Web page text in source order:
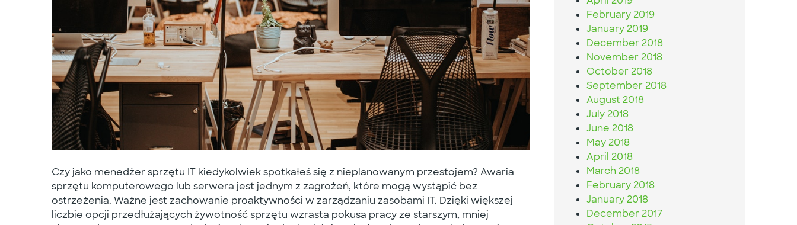
Czy jako menedżer sprzętu IT kiedykolwiek spotkałeś się z nieplanowanym przestojem? Awaria
sprzętu komputerowego lub serwera jest jednym z zagrożeń, które mogą wystąpić bez
ostrzeżenia. Ważne jest zachowanie proaktywności w zarządzaniu zasobami IT. Dzięki większej
liczbie opcji przedłużających żywotność sprzętu wzrasta pokusa pracy ze starszym, mniej
February 2019
January 2019
December 2018
November 2018
October 2018
September 2018
August 2018
July 2018
June 2018
May 2018
April 2018
March 2018
February 2018
January 2018
December 2017